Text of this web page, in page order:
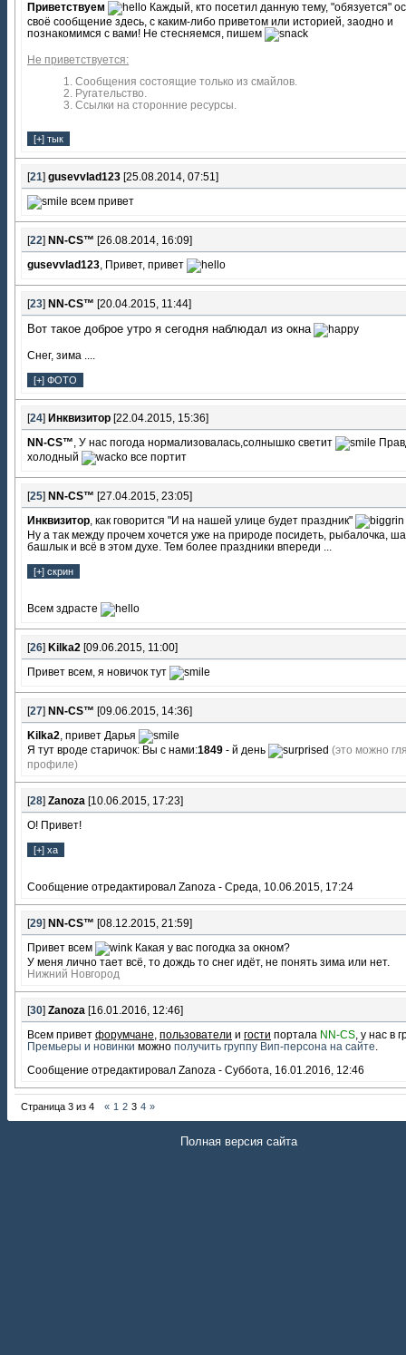
Приветствуем
Каждый, кто посетил данную тему, "обязуется"
своё сообщение здесь, с каким-либо приветом или историей, заодно и
познакомимся с вами! Не стесняемся, пишем
Не приветствуется:
1. Сообщения состоящие только из смайлов.
2. Ругательство.
3. Ссылки на сторонние ресурсы.
[21] gusevvlad123 [25.08.2014, 07:51]
всем привет
[22] NN-CS™ [26.08.2014, 16:09]
gusevvlad123 , Привет, привет
[23] NN-CS™ [20.04.2015, 11:44]
Вот такое доброе утро я сегодня наблюдал из окна
Снег, зима ....
[24] Инквизитор [22.04.2015, 15:36]
NN-CS™ , У нас погода нормализовалась,солнышко светит
холодный
все портит
[25] NN-CS™ [27.04.2015, 23:05]
Инквизитор , как говорится "И на нашей улице будет праздник"
Ну а так между прочем хочется уже на природе посидеть, рыбалочка,
башлык и всё в этом духе. Тем более праздники впереди ...
Всем здрасте
[26] Kilka2 [09.06.2015, 11:00]
Привет всем, я новичок тут
[27] NN-CS™ [09.06.2015, 14:36]
Kilka2 , привет Дарья
Я тут вроде старичок: Вы с нами:1849 - й день
(это можно
профиле)
[28] Zanoza [10.06.2015, 17:23]
О! Привет!
Сообщение отредактировал Zanoza - Среда, 10.06.2015, 17:24
[29] NN-CS™ [08.12.2015, 21:59]
Привет всем
Какая у вас погодка за окном?
У меня лично тает всё, то дождь то снег идёт, не понять зима или нет.
Нижний Новгород
[30] Zanoza [16.01.2016, 12:46]
Всем привет форумчане пользователи и гости портала NN-CS , у нас в
Премьеры и новинки можно получить группу Вип-персона на сайте
Сообщение отредактировал Zanoza - Суббота, 16.01.2016, 12:46
Страница 3 из 4 « 1 2 3 4 »
Полная версия сайта